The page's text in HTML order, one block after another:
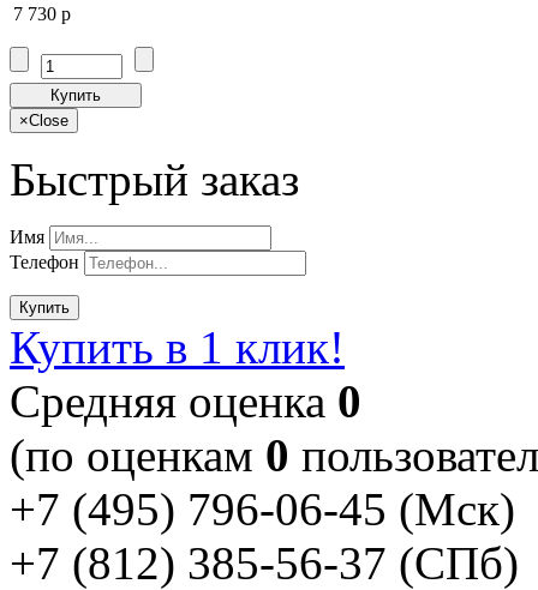
7 730 p
Купить
×Close
Быстрый заказ
Имя
Телефон
Купить
Купить в 1 клик!
Cредняя оценка 0
(по оценкам 0
+7 (495) 796-06-45 (Мск)
+7 (812) 385-56-37 (СПб)